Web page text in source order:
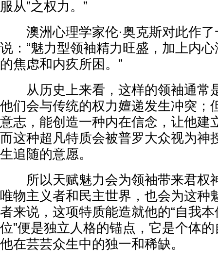
服从”之权力。”
澳洲心理学家伦·奥克斯对此作了
说：“魅力型领袖精力旺盛，加上内
的焦虑和内疚所困。”
从历史上来看，这样的领袖通常
他们会与传统的权力嬗递发生冲突；
意志，能创造一种内在信念，让他建
而这种超凡特质会被普罗大众视为神
生追随的意愿。
所以天赋魅力会为领袖带来君权
唯物主义者和民主世界，也会为这种
者来说，这项特质能造就他的“自我本
位”便是独立人格的锚点，它是个体
他在芸芸众生中的独一和稀缺。